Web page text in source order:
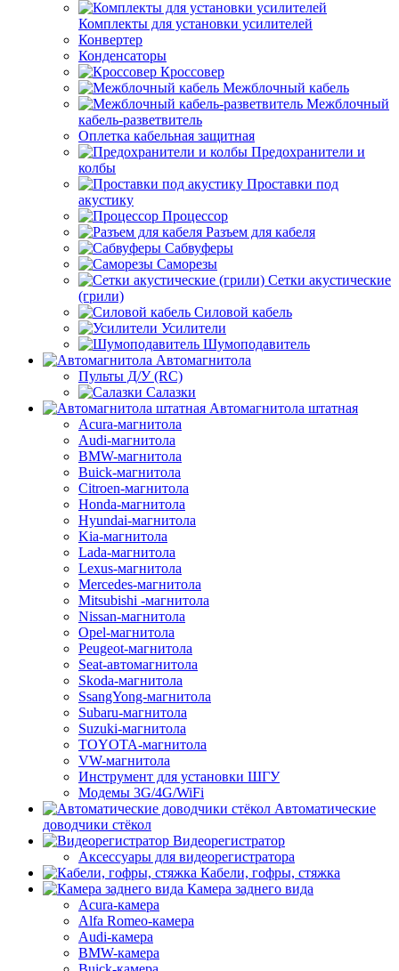
Комплекты для установки усилителей
Конвертер
Конденсаторы
Кроссовер
Межблочный кабель
Межблочный
кабель-разветвитель
Оплетка кабельная защитная
Предохранители и
колбы
Проставки под
акустику
Процессор
Разъем для кабеля
Сабвуферы
Саморезы
Сетки акустические
(грили)
Силовой кабель
Усилители
Шумоподавитель
Автомагнитола
Пульты Д/У (RC)
Салазки
Автомагнитола штатная
Acura-магнитола
Audi-магнитола
BMW-магнитола
Buick-магнитола
Citroen-магнитола
Honda-магнитола
Hyundai-магнитола
Kia-магнитола
Lada-магнитола
Lexus-магнитола
Mercedes-магнитола
Mitsubishi -магнитола
Nissan-магнитола
Opel-магнитола
Peugeot-магнитола
Seat-автомагнитола
Skoda-магнитола
SsangYong-магнитола
Subaru-магнитола
Suzuki-магнитола
TOYOTA-магнитола
VW-магнитола
Инструмент для установки ШГУ
Модемы 3G/4G/WiFi
Автоматические
доводчики стёкол
Видеорегистратор
Аксессуары для видеорегистратора
Кабели, гофры, стяжка
Камера заднего вида
Acura-камера
Alfa Romeo-камера
Audi-камера
BMW-камера